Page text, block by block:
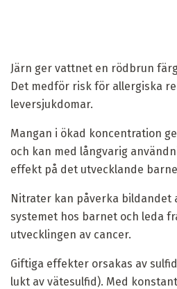
Järn ger vattnet en rödbrun
Det medför risk för allergiska
leversjukdomar.
Mangan i ökad koncentration
och kan med långvarig
effekt på det utvecklande
Nitrater kan påverka bildandet
systemet hos barnet och leda
utvecklingen av cancer.
Giftiga effekter orsakas av
lukt av vätesulfid). Med